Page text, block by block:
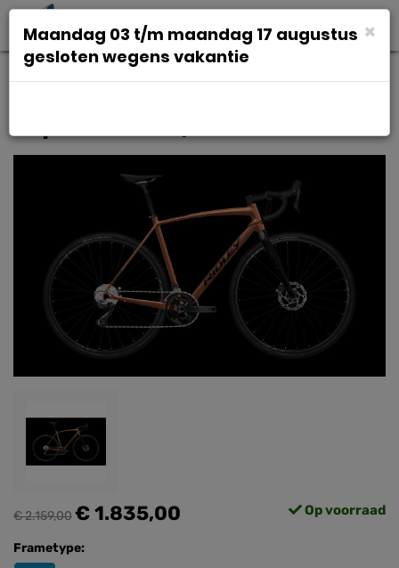
€ 2.159,00€ 1.835,00 Op voorraad
Frametype:
×
Maandag 03 t/m maandag 17 augustus
gesloten wegens vakantie